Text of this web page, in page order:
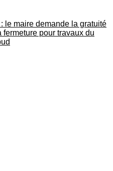
le maire demande la gratuité
fermeture pour travaux du